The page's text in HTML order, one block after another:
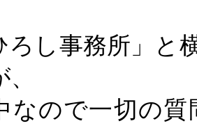
し事務所」と
ので一切の質